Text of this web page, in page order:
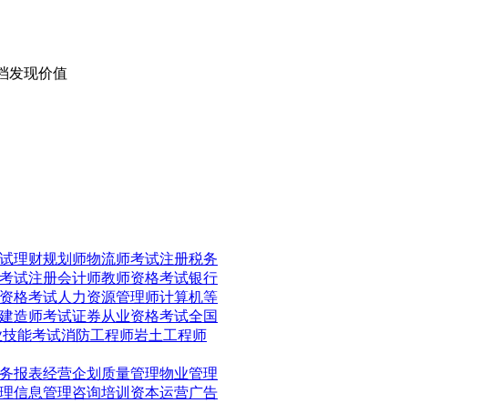
发现价值
理财规划师物流师考试注册税务
试注册会计师教师资格考试银行
格考试人力资源管理师计算机等
造师考试证券从业资格考试全国
能考试消防工程师岩土工程师
报表经营企划 质量管理物业管理
信息管理咨询培训 资本运营广告